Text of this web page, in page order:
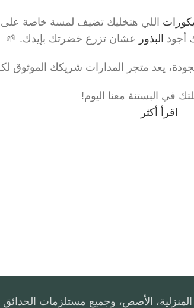
اللي هتخليك تضيف لمسة خاصة على
أجود البذور عشان تزرع خضرتك بإيدك. 🌱
يعد متجر المدارات شريكك الموثوق
في البستنة معنا اليوم!
اقرأ أكثر
المنزلية، الأصص، وجميع مستلزمات